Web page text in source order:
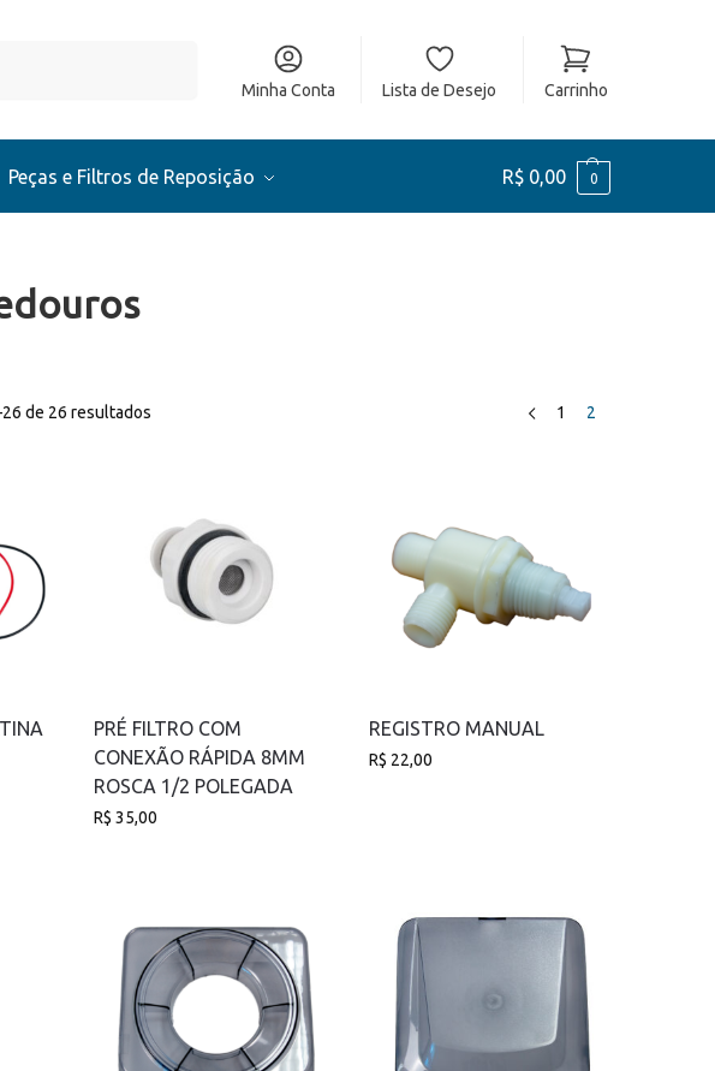
Minha Conta Lista de Desejo Carrinho
Peças e Filtros de Reposição R$ 0,00 0
de 26 resultados 1 2
PRÉ FILTRO COM
CONEXÃO RÁPIDA 8MM
ROSCA 1/2 POLEGADA
R$ 35,00
REGISTRO MANUAL
R$ 22,00